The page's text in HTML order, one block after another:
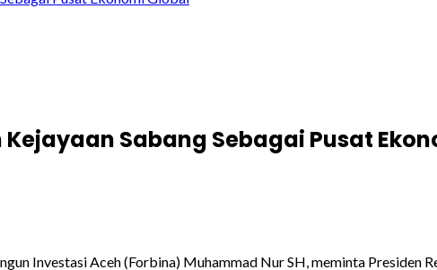
Sabang Sebagai Pusat
Investasi Aceh (Forbina) Muhammad Nur SH, meminta Presiden